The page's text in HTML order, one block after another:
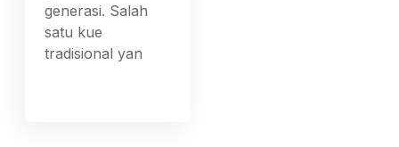
generasi. Salah
satu kue
tradisional yan